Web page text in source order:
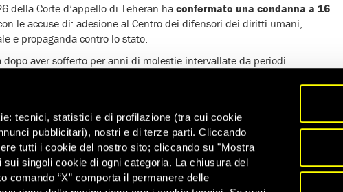
tecnici, statistici e di profilazione (tra cui cookie
pubblicitari), nostri e di terze parti. Cliccando
tutti i cookie del nostro sito; cliccando su "Mostra
singoli cookie di ogni categoria. La chiusura del
comando “X” comporta il permanere delle
della Corte d’appello di Teheran ha confermato una condanna a 16
le accuse di: adesione al Centro dei difensori dei diritti umani,
e propaganda contro lo stato.
dopo aver sofferto per anni di molestie intervallate da periodi
nei polmoni) e un disturbo neurologico che le provoca convulsioni
della pena di morte, aver parlato di diritti umani con
e aver preso parte a manifestazioni pacifiche per i diritti delle donne,
con l’acido nei loro confronti.